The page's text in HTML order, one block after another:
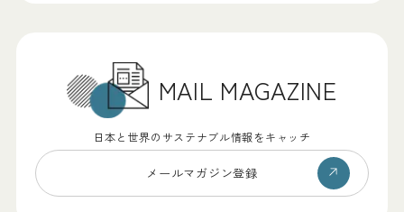
MAIL MAGAZINE
日本と世界のサステナブル情報をキャッチ
メールマガジン登録